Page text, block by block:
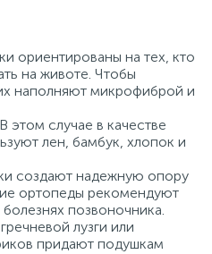
ориентированы на тех, кто
на животе. Чтобы
наполняют микрофиброй и
этом случае в качестве
лен, бамбук, хлопок и
создают надежную опору
ортопеды рекомендуют
позвоночника.
лузги или
придают подушкам